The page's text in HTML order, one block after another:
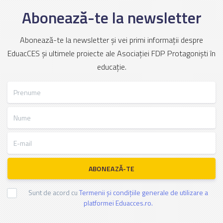
Abonează-te la newsletter
Abonează-te la newsletter și vei primi informații despre
EduacCES și ultimele proiecte ale Asociației FDP Protagoniști în
educație.
ABONEAZĂ-TE
Sunt de acord cuTermenii și condițiile generale de utilizare a
platformei Eduacces.ro.